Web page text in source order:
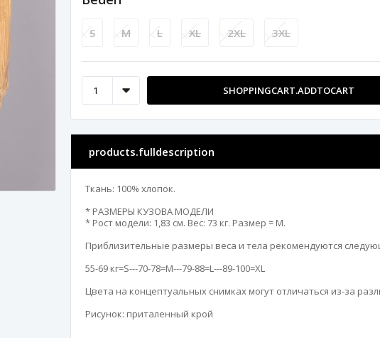
S M L XL 2XL 3XL
SHOPPINGCART.ADDTOCART
products.fulldescription
Ткань: 100% хлопок.
* РАЗМЕРЫ КУЗОВА МОДЕЛИ
* Рост модели: 1,83 см. Вес: 73 кг. Размер = M.
Приблизительные размеры веса и тела рекомендуются
55-69 кг=S---70-78=M---79-88=L---89-100=XL
Цвета на концептуальных снимках могут отличаться из-за
Рисунок: приталенный крой